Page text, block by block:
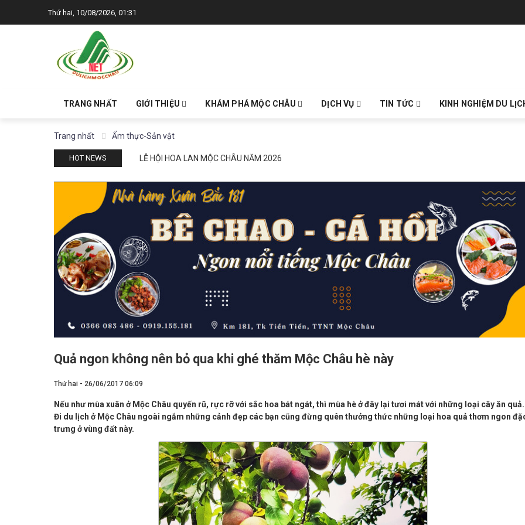
Thứ hai, 10/08/2026, 01:31
TRANG NHẤT GIỚI THIỆU KHÁM PHÁ MỘC CHÂU DỊCH VỤ TIN TỨC KINH NGHIỆM DU
Trang nhất Ẩm thực-Sản vật
HOT NEWS LỄ HỘI HOA LAN MỘC CHÂU NĂM 2026
Quả ngon không nên bỏ qua khi ghé thăm Mộc Châu hè này
Thứ hai - 26/06/2017 06:09
Nếu như mùa xuân ở Mộc Châu quyến rũ, rực rỡ với sắc hoa bát ngát, thì mùa hè ở đây lại tươi mát với những loại cây ăn quả.
Đi du lịch ở Mộc Châu ngoài ngắm những cảnh đẹp các bạn cũng đừng quên thưởng thức những loại hoa quả thơm ngon
trưng ở vùng đất này.